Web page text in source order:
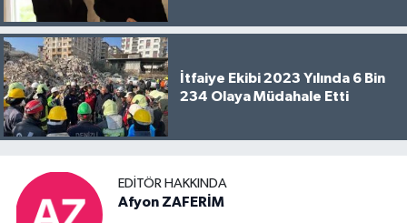
İtfaiye Ekibi 2023 Yılında 6 Bin
234 Olaya Müdahale Etti
EDITÖR HAKKINDA
Afyon ZAFERİM